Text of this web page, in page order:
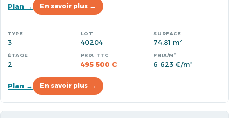
Plan → En savoir plus →
3 40204 74.81 m²
2 495 500 € 6 623 €/m²
Plan → En savoir plus →